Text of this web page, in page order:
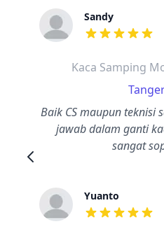
Sandy
dari ulasan
Kaca Samping
Baik CS maupun teknisi
jawab dalam ganti
sangat
Yuanto
dari ulasan